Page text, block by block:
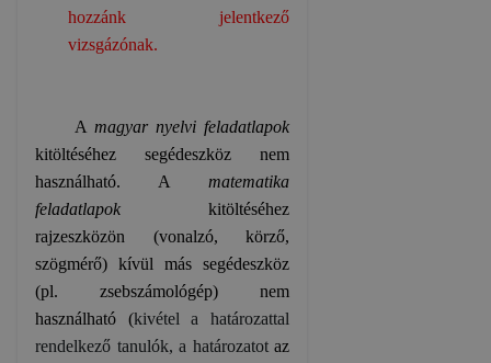
hozzánk jelentkező
vizsgázónak.
A magyar nyelvi feladatlapok
kitöltéséhez segédeszköz nem
használható. A matematika
feladatlapok kitöltéséhez
rajzeszközön (vonalzó, körző,
szögmérő) kívül más segédeszköz
(pl. zsebszámológép) nem
használható (kivétel a határozattal
rendelkező tanulók, a határozatot az